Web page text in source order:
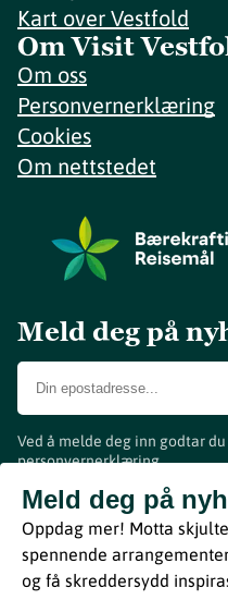
Kart over Vestfold
Om Visit
Om oss
Personvernerklæring
Cookies
Om nettstedet
Meld deg på
Ved å melde deg inn godtar
personvernerklæring.
Meld deg på
Oppdag mer! Motta
spennende
og få skreddersydd
www.visitvestfold.com
Turistinformasjon
Vestfold
ByBreakfast